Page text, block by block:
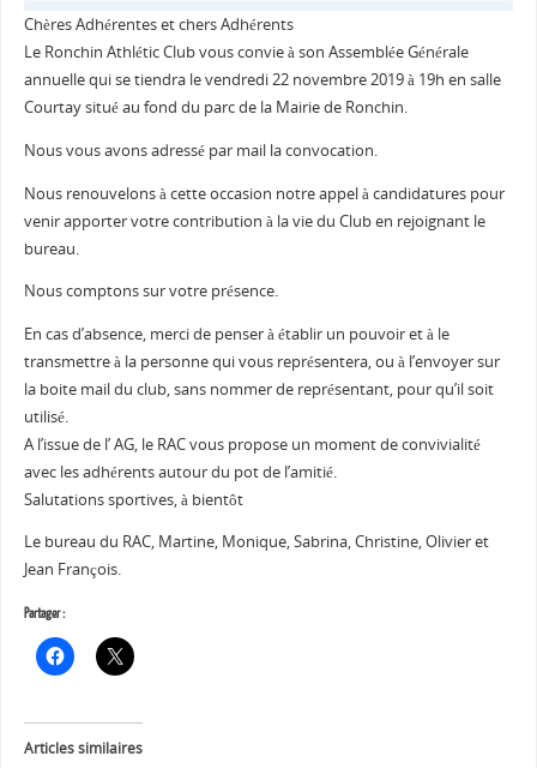
Chères Adhérentes et chers Adhérents
Le Ronchin Athlétic Club vous convie à son Assemblée Générale
annuelle qui se tiendra le vendredi 22 novembre 2019 à 19h en salle
Courtay situé au fond du parc de la Mairie de Ronchin.
Nous vous avons adressé par mail la convocation.
Nous renouvelons à cette occasion notre appel à candidatures pour
venir apporter votre contribution à la vie du Club en rejoignant le
bureau.
Nous comptons sur votre présence.
En cas d’absence, merci de penser à établir un pouvoir et à le
transmettre à la personne qui vous représentera, ou à l’envoyer sur
la boite mail du club, sans nommer de représentant, pour qu’il soit
utilisé.
A l’issue de l’ AG, le RAC vous propose un moment de convivialité
avec les adhérents autour du pot de l’amitié.
Salutations sportives, à bientôt
Le bureau du RAC, Martine, Monique, Sabrina, Christine, Olivier et
Jean François.
Partager :
Articles similaires